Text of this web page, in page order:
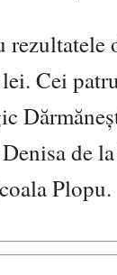
Cei
de
Plopu.